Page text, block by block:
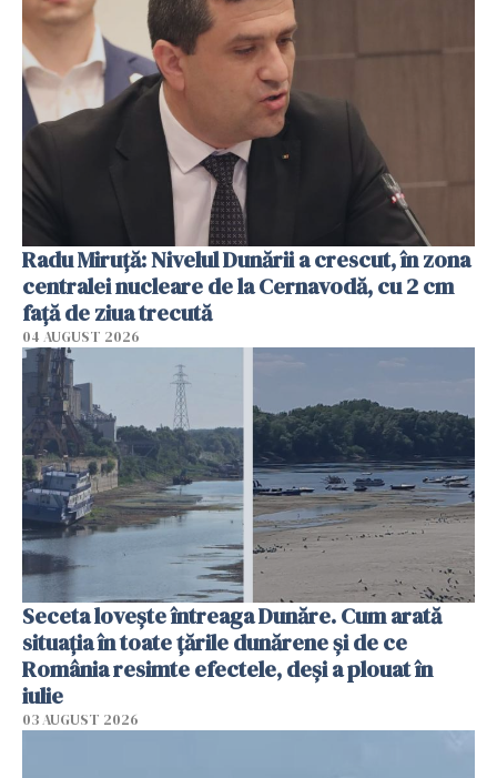
Radu Miruţă: Nivelul Dunării a crescut, în zona
centralei nucleare de la Cernavodă, cu 2 cm
faţă de ziua trecută
04 AUGUST 2026
Seceta lovește întreaga Dunăre. Cum arată
situația în toate țările dunărene și de ce
România resimte efectele, deși a plouat în
iulie
03 AUGUST 2026